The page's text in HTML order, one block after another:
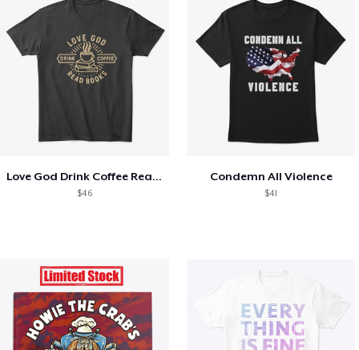
Love God Drink Coffee Read Books
$46
Condemn All Violence
$41